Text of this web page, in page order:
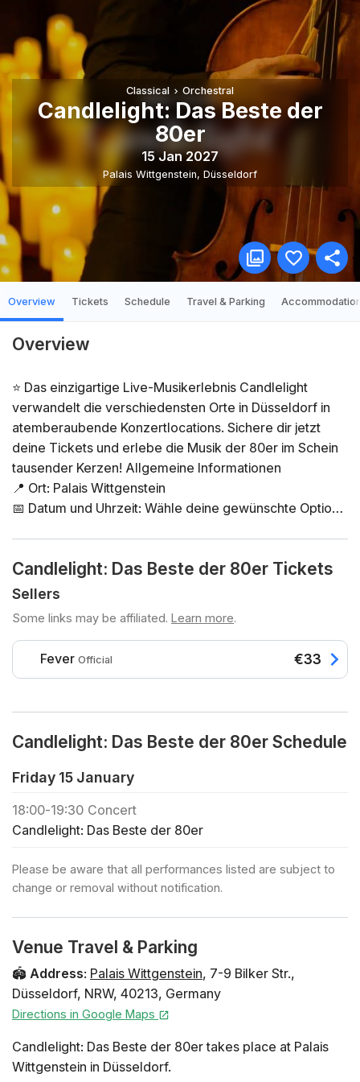
Classical Orchestral
Candlelight: Das Beste der
80er
15 Jan 2027
Palais Wittgenstein, Düsseldorf
Overview Tickets Schedule Travel & Parking
Overview
⭐ Das einzigartige Live-Musikerlebnis Candlelight
verwandelt die verschiedensten Orte in Düsseldorf in
atemberaubende Konzertlocations. Sichere dir jetzt
deine Tickets und erlebe die Musik der 80er im Schein
tausender Kerzen! Allgemeine Informationen
📍 Ort: Palais Wittgenstein
📅 Datum und Uhrzeit: Wähle deine gewünschte Option
Einlass ist 30 Minuten vor Beginn des Konzerts. Ein
verspäteter Einlass nach Konzertbeginn ist nicht
👤 Altersbeschränkung: Kein Zutritt unter 8 Jahren.
Zutritt unter 16 Jahren nur in Begleitung einer
erwachsenen Person
❓ Du kannst die FAQ zu diesem Event hier nachlesen
gebuchten Zone
🕯️ Wenn du ein privates Konzert buchen oder reguläre
Tickets für eine Großgruppe (+30 Personen) kaufen
möchtest, klicke hier
🎻 Entdecke alle Candlelight-Konzerte in Düsseldorf
Geschenkgutschein zu kaufen, klicke hier Vorläufiges
Programm Don't Stop Believin' - Journey Eye of the
This) - Eurythmics Girls Just Want to Have Fun - Cyndi
Lauper Wake Me Up Before You Go-Go - Wham! Sweet
Child O' Mine - Guns n' Roses Africa - Toto Total Eclipse
of the Heart - Bonnie Tyler Livin' on a Prayer - Bon Jovi
Streichquartett. 27.03.26: Es spielt das Emscher
Streichquartett. 16.05.26: Es spielt das Chyl
Candlelight: Das Beste der 80er Tickets
Sellers
Some links may be affiliated. Learn more.
Fever Official €33
Candlelight: Das Beste der 80er Schedule
Friday 15 January
18:00-19:30 Concert
Candlelight: Das Beste der 80er
Please be aware that all performances listed are subject to
change or removal without notification.
Venue Travel & Parking
🏟️ Address: Palais Wittgenstein, 7-9 Bilker Str.,
Düsseldorf, NRW, 40213, Germany
Directions in Google Maps
Candlelight: Das Beste der 80er takes place at Palais
Wittgenstein in Düsseldorf.